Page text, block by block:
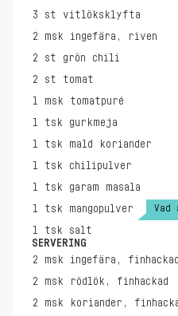
3 st
vitlöksklyfta
2 msk
ingefära, riven
2 st
grön chili
2 st
tomat
1 msk
tomatpuré
1 tsk
gurkmeja
1 tsk
mald koriander
1 tsk
chilipulver
1 tsk
garam masala
1 tsk mangopulver Vad
1 tsk
salt
SERVERING
2 msk
ingefära, finhackad
2 msk
rödlök, finhackad
2 msk koriander,